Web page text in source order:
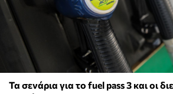
Τα σενάρια για το fuel pass 3 και οι